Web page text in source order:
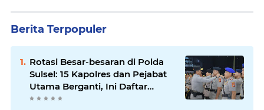
Berita Terpopuler
Rotasi Besar-besaran di Polda
Sulsel: 15 Kapolres dan Pejabat
Utama Berganti, Ini Daftar
Lengkapnya